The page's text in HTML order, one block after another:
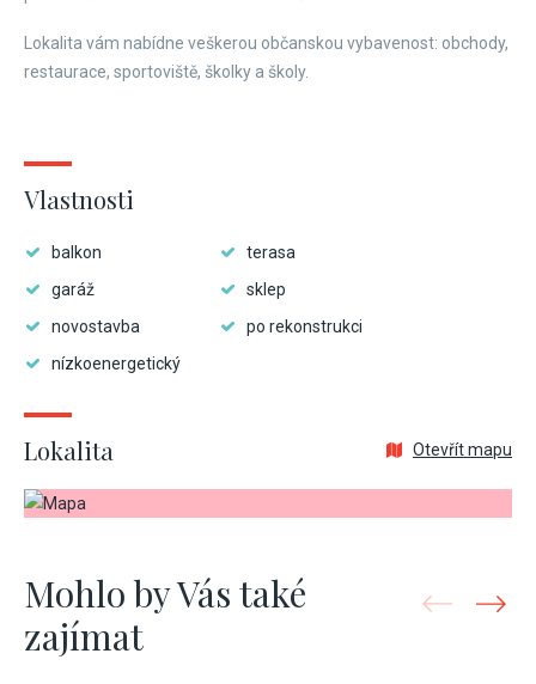
Lokalita vám nabídne veškerou občanskou vybavenost: obchody,
restaurace, sportoviště, školky a školy.
Vlastnosti
balkon
terasa
garáž
sklep
novostavba
po rekonstrukci
nízkoenergetický
Lokalita Otevřít mapu
Mohlo by Vás také
zajímat